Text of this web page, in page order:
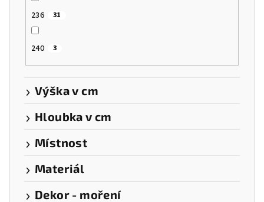
236 31
240 3
Výška v cm
Hloubka v cm
Místnost
Materiál
Dekor - moření